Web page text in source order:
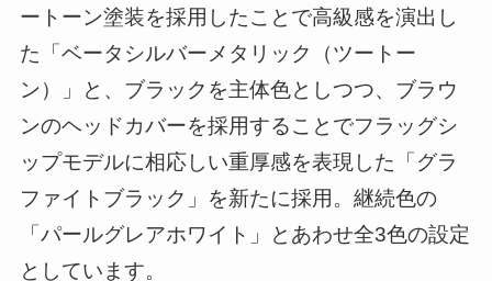
ートーン塗装を採用したことで高級感を演出し
た「ベータシルバーメタリック（ツートー
ン）」と、ブラックを主体色としつつ、ブラウ
ンのヘッドカバーを採用することでフラッグシ
ップモデルに相応しい重厚感を表現した「グラ
ファイトブラック」を新たに採用。継続色の
「パールグレアホワイト」とあわせ全3色の設定
としています。